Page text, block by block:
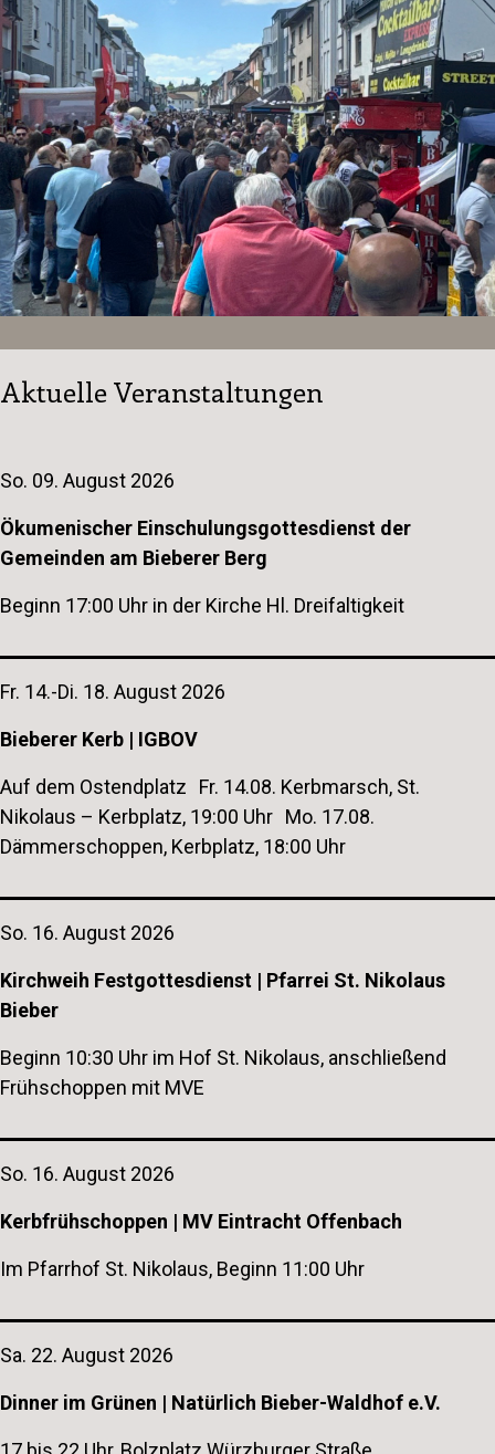
Aktuelle Veranstaltungen
So. 09. August 2026
Ökumenischer Einschulungsgottesdienst der
Gemeinden am Bieberer Berg
Beginn 17:00 Uhr in der Kirche Hl. Dreifaltigkeit
Fr. 14.-Di. 18. August 2026
Bieberer Kerb | IGBOV
Auf dem Ostendplatz Fr. 14.08. Kerbmarsch, St.
Nikolaus – Kerbplatz, 19:00 Uhr Mo. 17.08.
Dämmerschoppen, Kerbplatz, 18:00 Uhr
So. 16. August 2026
Kirchweih Festgottesdienst | Pfarrei St. Nikolaus
Bieber
Beginn 10:30 Uhr im Hof St. Nikolaus, anschließend
Frühschoppen mit MVE
So. 16. August 2026
Kerbfrühschoppen | MV Eintracht Offenbach
Im Pfarrhof St. Nikolaus, Beginn 11:00 Uhr
Sa. 22. August 2026
Dinner im Grünen | Natürlich Bieber-Waldhof e.V.